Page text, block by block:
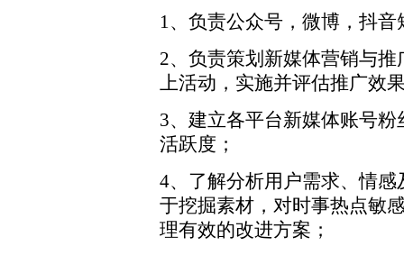
1、负责公众号，微博，抖
2、负责策划新媒体营销与
上活动，实施并评估推广效
3、建立各平台新媒体账号
活跃度；
4、了解分析用户需求、情
于挖掘素材，对时事热点敏
理有效的改进方案；